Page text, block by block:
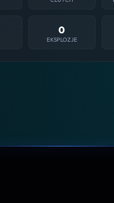
0
EKSPLOZJE